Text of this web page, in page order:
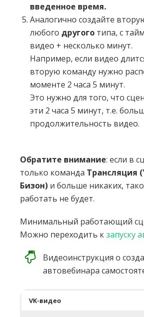
введенное время.
Аналогично создайте
любого другого типа, с
видео + несколько минут.
Например, если видео
вторую команду нужно
моменте 2 часа 5 минут.
Это нужно для того, что
эти 2 часа 5 минут, т.е.
продолжительность видео.
Обратите внимание: если в
только команда Трансляция
Бизон) и больше никаких,
работать не будет.
Минимальный работающий
Можно переходить кзапуску
Видеоинструкция о
автовебинара
VK-видео